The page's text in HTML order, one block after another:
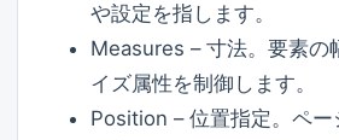
や設定を指します。
Measures – 寸法。要素の
イズ属性を制御します。
Position – 位置指定。ペ